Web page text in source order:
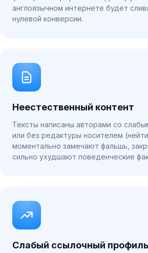
англоязычном интернете будет
нулевой конверсии.
Неестественный контент
Тексты написаны авторами со
или без редактуры носителем
моментально замечают фальшь,
сильно ухудшают поведенческие
Слабый ссылочный профиль